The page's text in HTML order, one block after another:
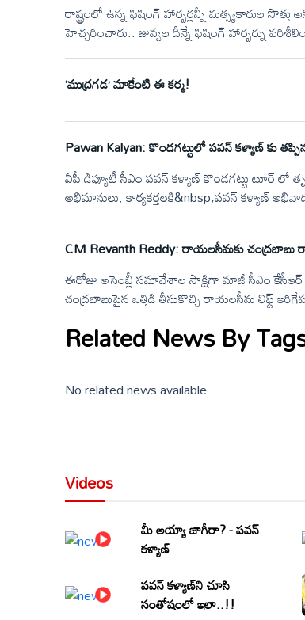
రాష్ట్రంలో ఉన్న ఫిషింగ్ హార్బర్లన్నీ మత్స్యకారుల
హెచ్చరించారు.. జువ్వల దీన్నే ఫిషింగ్ హార్బర్ను
జువ్వల దీన్నే లో ఏర్పాటు చేయబోతున్న ప్రైవేట్ డిఫెన్స్
వచ్చిన మత్స్యకారులతో జగన్ గంట పాటు ముఖాముఖి
‘ముద్రగడ’ మాకేంటి ఈ కర్మ!
Pawan Kalyan: కొండగట్టులో పవన్ కళ్యాణ్ కు
ఏపీ డిప్యూటీ సీఎం పవన్ కళ్యాణ్ కొండగట్టు టూర్
అభిమానులు, కార్యకర్తలకి&nbsp;పవన్ కళ్యాణ్
ను తప్పించారు. వెంటనే&nbsp;కారుపైన ఉన్నపవన్
CM Revanth Reddy: రాయలసీమకు
ఈరోజు అసెంబ్లీ సమావేశాల సాక్షిగా మాజీ సీఎం కేసీఆర్
చంద్రబాబుపైన ఒత్తిడి తీసుకొచ్చి రాయలసీమ లిఫ్ట్
Related News By
No related news available.
Videos
మీ అయ్యా జాగీరా? - పవన్
కళ్యాణ్
పవన్ కళ్యాణ్‌ని చూసి
సంతోషంలో ఇలా..!!